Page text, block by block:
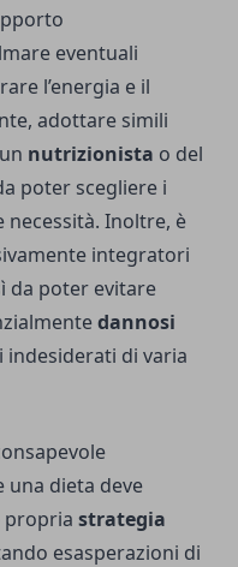
eventuali
l’energia e il
adottare simili
nutrizionista o del
poter scegliere i
Inoltre, è
integratori
da poter evitare
dannosi
di varia
una dieta deve
propria strategia
esasperazioni di